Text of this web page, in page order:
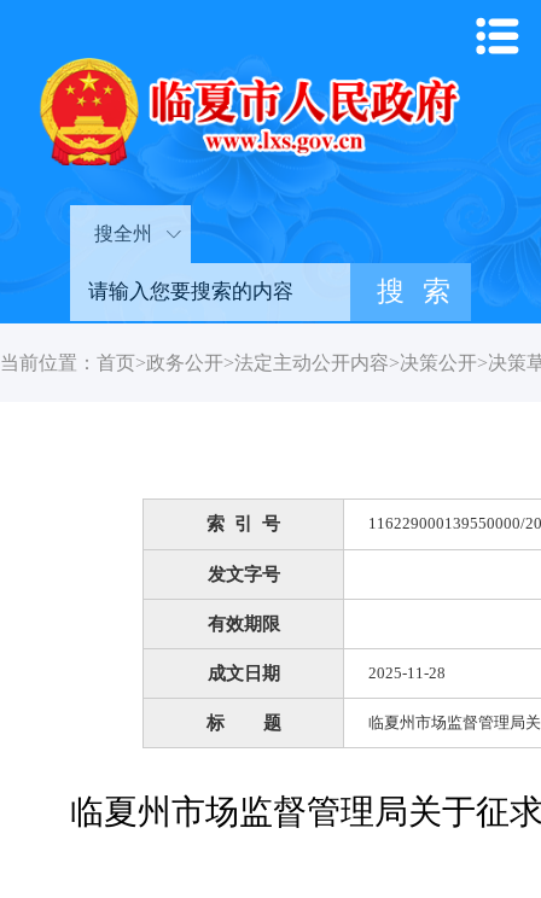
搜全州
当前位置： 首页>政务公开>法定主动公开内容>决策公开>决策
索 引 号 116229000139550000/
发文字号
有效期限
成文日期 2025-11-28
标 题 临夏州市场监督管理局
临夏州市场监督管理局关于征